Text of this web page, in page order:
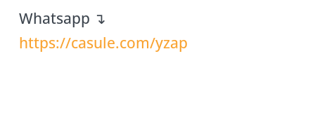
Whatsapp ↴
https://casule.com/yzap